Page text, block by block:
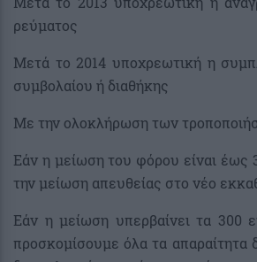
ρεύματος
Μετά το 2014 υποχρεωτική η
συμβολαίου ή διαθήκης
Με την ολοκλήρωση των
Εάν η μείωση του φόρου είναι έως
την μείωση απευθείας στο νέο
Εάν η μείωση υπερβαίνει τα 300
προσκομίσουμε όλα τα απαραίτητα